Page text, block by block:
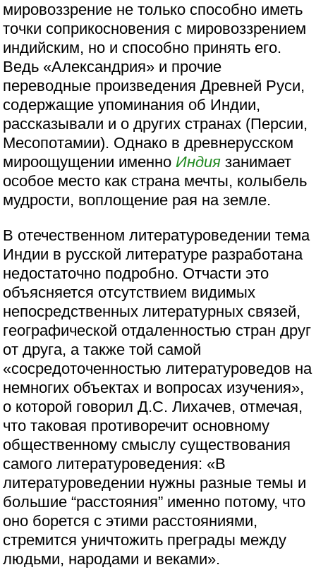
мировоззрение не только способно иметь
точки соприкосновения с мировоззрением
индийским, но и способно принять его.
Ведь «Александрия» и прочие
переводные произведения Древней Руси,
содержащие упоминания об Индии,
рассказывали и о других странах (Персии,
Месопотамии). Однако в древнерусском
мироощущении именноИндия занимает
особое место как страна мечты, колыбель
мудрости, воплощение рая на земле.
В отечественном литературоведении тема
Индии в русской литературе разработана
недостаточно подробно. Отчасти это
объясняется отсутствием видимых
непосредственных литературных связей,
географической отдаленностью стран друг
от друга, а также той самой
«сосредоточенностью литературоведов на
немногих объектах и вопросах изучения»,
о которой говорил Д.С. Лихачев, отмечая,
что таковая противоречит основному
общественному смыслу существования
самого литературоведения: «В
литературоведении нужны разные темы и
большие “расстояния” именно потому, что
оно борется с этими расстояниями,
стремится уничтожить преграды между
людьми, народами и веками».